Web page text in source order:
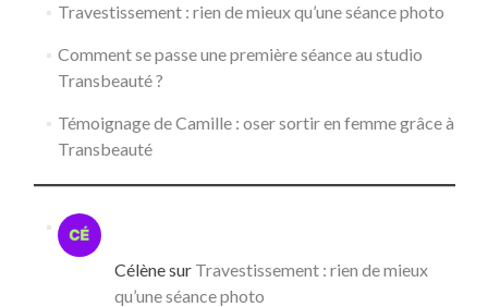
Travestissement : rien de mieux qu’une séance photo
Comment se passe une première séance au studio
Transbeauté ?
Témoignage de Camille : oser sortir en femme grâce à
Transbeauté
Célènesur Travestissement : rien de mieux
qu’une séance photo